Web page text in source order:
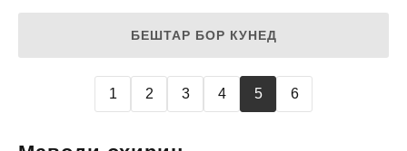
БЕШТАР БОР КУНЕД
1 2 3 4 5 6